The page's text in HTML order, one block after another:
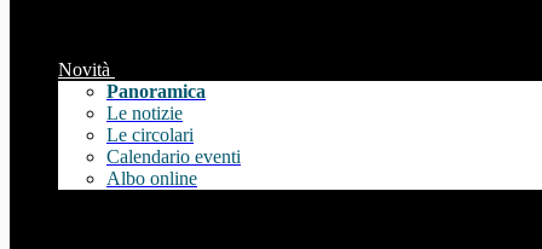
Novità
Panoramica
Le notizie
Le circolari
Calendario eventi
Albo online